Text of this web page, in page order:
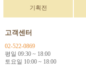
기획전
고객센터
02-522-0869
평일 09:30 ~ 18:00
토요일 10:00 ~ 18:00